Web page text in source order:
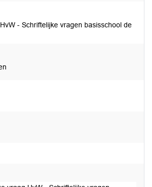
- Schriftelijke vragen basisschool de